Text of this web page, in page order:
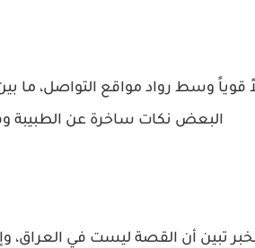
قوياً وسط رواد مواقع التواصل، ما
البعض نكات ساخرة عن الطبيبة